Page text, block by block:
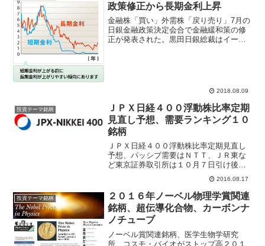
政策修正から長期金利上昇
金融株「買い」外需株「戻り売り」7月の
日銀金融政策決定会合で金融緩和策の修
正が発表された。黒田日銀総裁はイール
2018.08.09
投資テーマ銘柄
ＪＰＸ日経４００浮動株比率定期
見直し予想、需要ランキング１０
銘柄
ＪＰＸ日経４００浮動株比率定期見直し
予想、パッシブ需要はＮＴＴ、ＪＲ東な
ど東京証券取引所は１０月７日引け後
に、ＪＰＸ日経４００の新浮動株比率を
発表して１０月２８日引け後に適用す
る。みずほ証券は株式運用上、ＪＰＸ日
経４００浮動株比率定期見直し...
2016.08.17
投資テーマ銘柄
２０１６年ノーベル物理学賞関連
銘柄、超伝導化合物、カーボンナ
ノチューブ
ノーベル賞関連銘柄、医学生物学研究
所、コスモ・バイオがストップ高２０１